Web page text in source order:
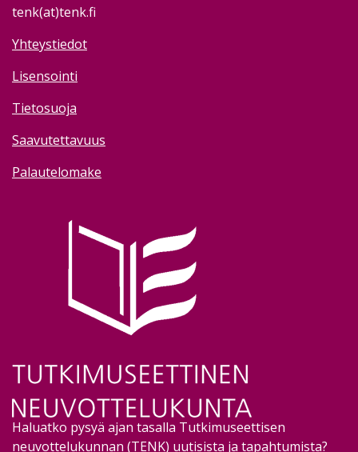
tenk(at)tenk.fi
Yhteystiedot
Lisensointi
Tietosuoja
Saavutettavuus
Palautelomake
Haluatko pysyä ajan tasalla Tutkimuseettisen
neuvottelukunnan (TENK) uutisista ja tapahtumista?